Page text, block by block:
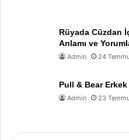
Rüyada Cüzdan
Anlamı ve
Admin 24
Pull & Bear
Admin 23